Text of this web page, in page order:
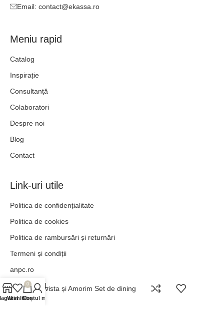
Email: contact@ekassa.ro
Meniu rapid
Catalog
Inspirație
Consultanță
Colaboratori
Despre noi
Blog
Contact
Link-uri utile
Politica de confidențialitate
Politica de cookies
Politica de rambursări și returnări
Termeni și condiții
anpc.ro
ANPC - SALBoavista și Amorim Set de dining
Wishlist
0
Coș
Contul meu